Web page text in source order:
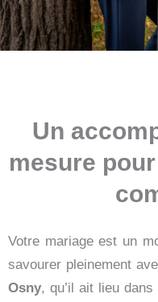
Un
mesure
Votre mariage est un
savourer pleinement
Osny, qu’il ait lieu